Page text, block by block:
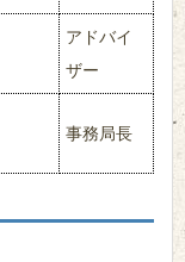
アドバイ
ザー
事務局長